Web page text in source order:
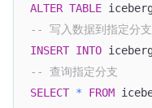
ALTER TABLE
-- 写入数据到指定分支
INSERT INTO
-- 查询指定分支
SELECT * FROM